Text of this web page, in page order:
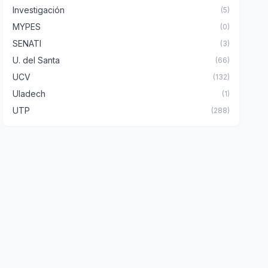
Investigación (5)
MYPES (0)
SENATI (3)
U. del Santa (66)
UCV (132)
Uladech (1)
UTP (288)